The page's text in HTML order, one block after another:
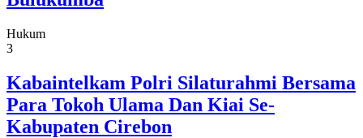
Hukum
3
Kabaintelkam Polri Silaturahmi Bersama
Para Tokoh Ulama Dan Kiai Se-
Kabupaten Cirebon